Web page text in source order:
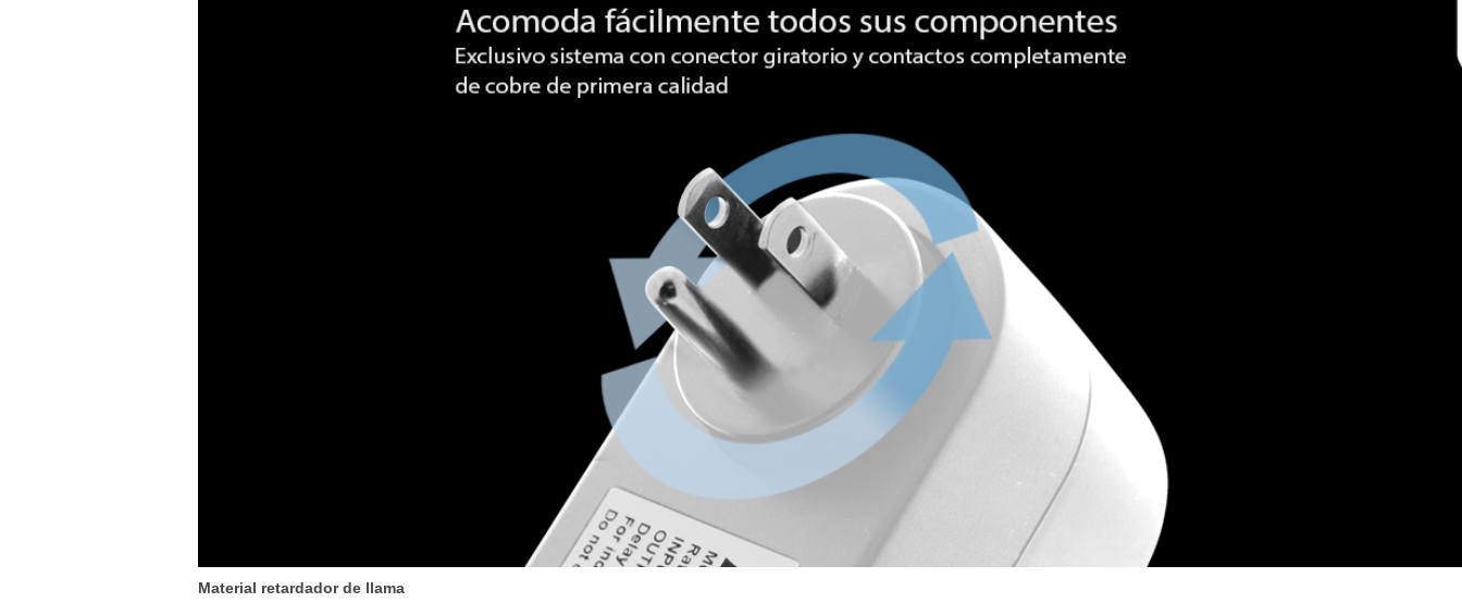
Material retardador de llama